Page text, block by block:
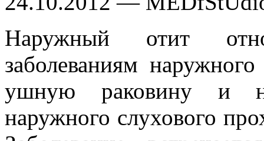
Наружный отит
заболеваниям
ушную раковину и
наружного слухового